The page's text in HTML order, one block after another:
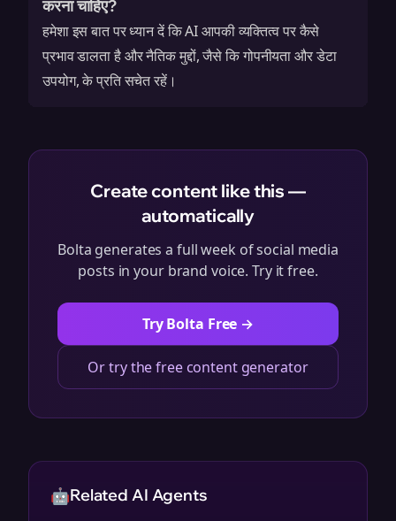
करना चाहिए?
हमेशा इस बात पर ध्यान दें कि AI आपकी व्यक्तित्व पर कैसे
प्रभाव डालता है और नैतिक मुद्दों, जैसे कि गोपनीयता और डेटा
उपयोग, के प्रति सचेत रहें।
Create content like this —
automatically
Bolta generates a full week of social media
posts in your brand voice. Try it free.
Try Bolta Free →
Or try the free content generator
🤖Related AI Agents